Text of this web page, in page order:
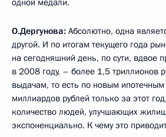
О.Дергунова: Абсолютно, одна
другой. И по итогам текущего года
на сегодняшний день, по сути, вдвое
в 2008 году, – более 1,5 триллионов
выдачам, то есть по новым
миллиардов рублей только за этот
количество людей, улучшающих
экспоненциально. К чему это